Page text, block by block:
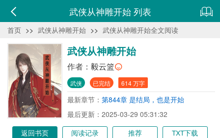
武侠从神雕开始 列表
首页 >> 武侠从神雕开始 >> 武侠从神雕开始全文阅读
武侠从神雕开始
作者： 毅云篮
武侠 已完结 614 万字
最新章节： 第844章 是结局，也是开始
最后更新：2025-03-29 05:31:32
返回书页
阅读记录 推荐 TXT下载